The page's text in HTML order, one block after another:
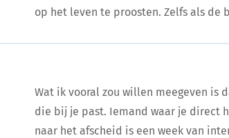
op het leven te proosten. Zelfs als de
Wat ik vooral zou willen meegeven is
die bij je past. Iemand waar je direct
naar het afscheid is een week van